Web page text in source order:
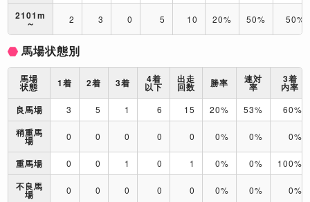
2101m
～ 2 3 0 5 10 20% 50% 50%
馬場状態別
馬場
状態 1着 2着 3着 4着
以下
出走
回数 勝率 連対
率
3着
内率
良馬場
3 5 1 6 15 20% 53% 60%
稍重馬
場 0 0 0 0 0 0% 0% 0%
重馬場 0 0 1 0 1 0% 0% 100%
不良馬
場 0 0 0 0 0 0% 0% 0%